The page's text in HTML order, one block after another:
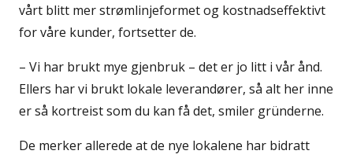
vårt blitt mer strømlinjeformet og kostnadseffektivt
for våre kunder, fortsetter de.
– Vi har brukt mye gjenbruk – det er jo litt i vår ånd.
Ellers har vi brukt lokale leverandører, så alt her inne
er så kortreist som du kan få det, smiler gründerne.
De merker allerede at de nye lokalene har bidratt